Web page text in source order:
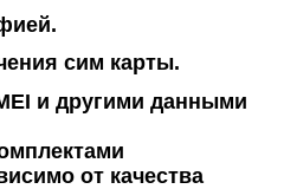
сим карты.
и другими данными
от качества